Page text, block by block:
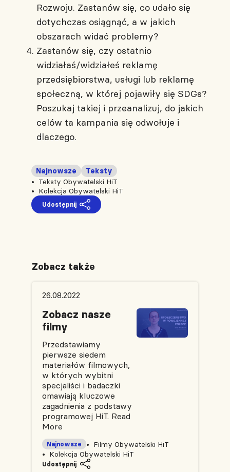
Rozwoju. Zastanów się, co udało się
dotychczas osiągnąć, a w jakich
obszarach widać problemy?
Zastanów się, czy ostatnio
widziałaś/widziałeś reklamę
przedsiębiorstwa, usługi lub reklamę
społeczną, w której pojawiły się SDGs?
Poszukaj takiej i przeanalizuj, do jakich
celów ta kampania się odwołuje i
dlaczego.
Teksty Obywatelski HiT
Najnowsze
Kolekcja Obywatelski HiT
Teksty
Udostępnij
Zobacz także
26.08.2022
Zobacz nasze
filmy
Przedstawiamy
pierwsze siedem
materiałów filmowych,
w których wybitni
specjaliści i badaczki
omawiają kluczowe
zagadnienia z podstawy
programowej HiT. Read
More
Filmy Obywatelski HiT
Najnowsze
Kolekcja Obywatelski HiT
Udostępnij